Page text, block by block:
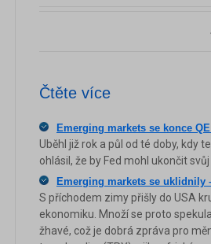
Čtěte více
Emerging markets se konce
Uběhl již rok a půl od té doby, kdy
ohlásil, že by Fed mohl ukončit
Emerging markets se uklidnily
S příchodem zimy přišly do USA
ekonomiku. Množí se proto
žhavé, což je dobrá zpráva pro